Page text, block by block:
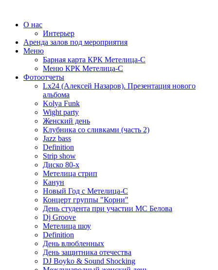
О нас
Интерьер
Аренда залов под мероприятия
Меню
Барная карта КРК Метелица-С
Меню КРК Метелица-С
Фотоотчеты
Lx24 (Алексей Назаров). Презентация нового
альбома
Kolya Funk
Wight party
Женский день
Клубника со сливками (часть 2)
Jazz bass
Definition
Strip show
Диско 80-х
Метелица стрип
Канун
Новый Год с Метелица-С
Концерт группы "Корни"
День студента при участии МС Белова
Dj Groove
Метелица шоу
Definition
День влюбленных
День защитника отечества
DJ Boyko & Sound Shocking